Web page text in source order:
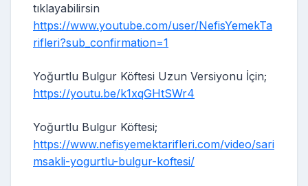
tıklayabilirsin
https://www.youtube.com/user/NefisYemekTa
rifleri?sub_confirmation=1
Yoğurtlu Bulgur Köftesi Uzun Versiyonu İçin;
https://youtu.be/k1xqGHtSWr4
Yoğurtlu Bulgur Köftesi;
https://www.nefisyemektarifleri.com/video/sari
msakli-yogurtlu-bulgur-koftesi/